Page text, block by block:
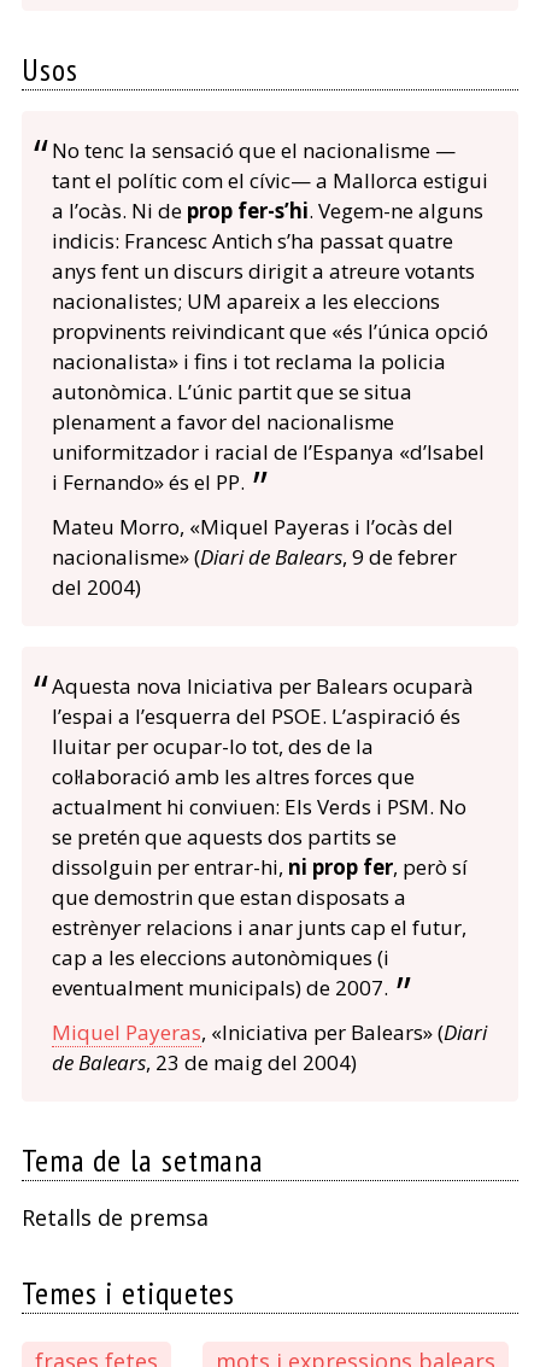
Usos
No tenc la sensació que el nacionalisme —
tant el polític com el cívic— a Mallorca estigui
a l’ocàs. Ni de prop fer-s’hi. Vegem-ne alguns
indicis: Francesc Antich s’ha passat quatre
anys fent un discurs dirigit a atreure votants
nacionalistes; UM apareix a les eleccions
propvinents reivindicant que «és l’única opció
nacionalista» i fins i tot reclama la policia
autonòmica. L’únic partit que se situa
plenament a favor del nacionalisme
uniformitzador i racial de l’Espanya «d’Isabel
i Fernando» és el PP.
Mateu Morro, «Miquel Payeras i l’ocàs del
nacionalisme» (Diari de Balears, 9 de febrer
del 2004)
Aquesta nova Iniciativa per Balears ocuparà
l’espai a l’esquerra del PSOE. L’aspiració és
lluitar per ocupar-lo tot, des de la
col·laboració amb les altres forces que
actualment hi conviuen: Els Verds i PSM. No
se pretén que aquests dos partits se
dissolguin per entrar-hi, ni prop fer, però sí
que demostrin que estan disposats a
estrènyer relacions i anar junts cap el futur,
cap a les eleccions autonòmiques (i
eventualment municipals) de 2007.
Miquel Payeras, «Iniciativa per Balears» (Diari
de Balears, 23 de maig del 2004)
Tema de la setmana
Retalls de premsa
Temes i etiquetes
frases fetes mots i expressions balears